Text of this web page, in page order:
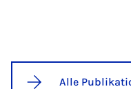
Alle